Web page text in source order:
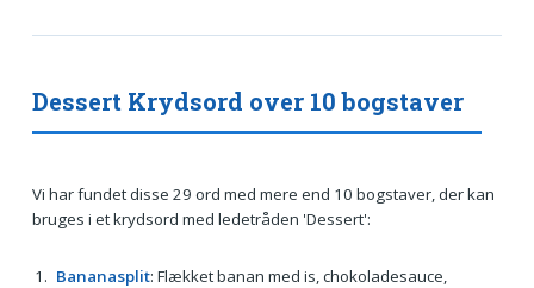
Dessert Krydsord over 10 bogstaver
Vi har fundet disse 29 ord med mere end 10 bogstaver, der kan
bruges i et krydsord med ledetråden 'Dessert':
Bananasplit: Flækket banan med is, chokoladesauce,